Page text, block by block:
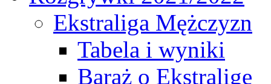
Ekstraliga Mężczyzn
Tabela i wyniki
Baraż o Ekstraligę